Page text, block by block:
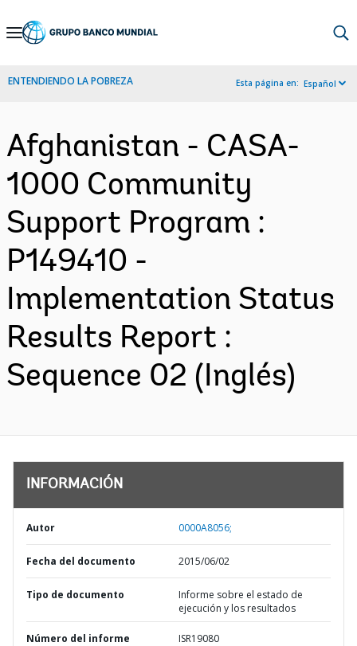
Skip
Navigation
ENTENDIENDO LA POBREZA Esta página en: Español
Afghanistan - CASA-
1000 Community
Support Program :
P149410 -
Implementation Status
Results Report :
Sequence 02 (Inglés)
INFORMACIÓN
Autor 0000A8056;
Fecha del documento 2015/06/02
Tipo de documento
Informe sobre el estado de
ejecución y los resultados
Número del informe ISR19080